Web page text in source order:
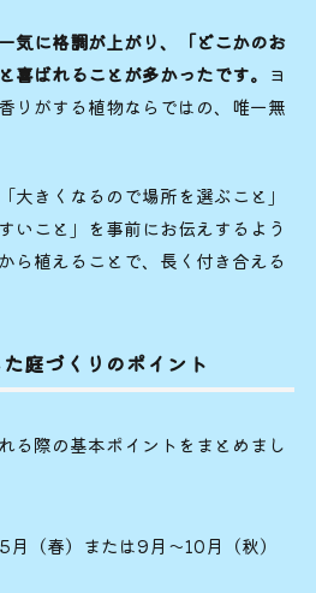
気に格調が上がり、「どこかのお
喜ばれることが多かったです。 ヨ
りがする植物ならではの、唯一無
大きくなるので場所を選ぶこと」
いこと」を事前にお伝えするよう
ら植えることで、長く付き合える
庭づくりのポイント
る際の基本ポイントをまとめまし
月（春）または9月〜10月（秋）